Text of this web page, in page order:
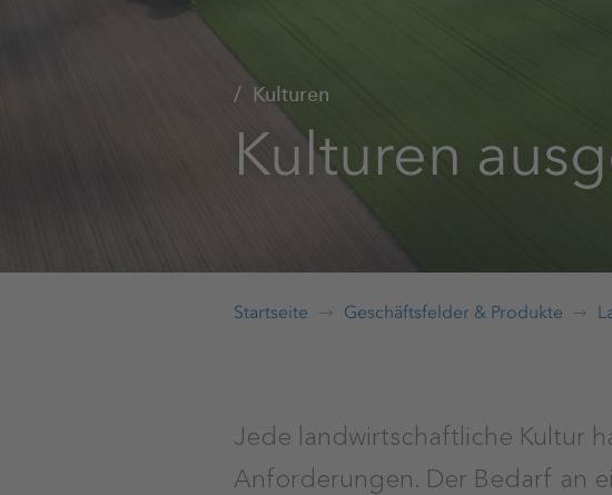
Kulturen
Kulturen
Startseite Geschäftsfelder & Produkte
Jede landwirtschaftliche Kultur
Anforderungen. Der Bedarf an